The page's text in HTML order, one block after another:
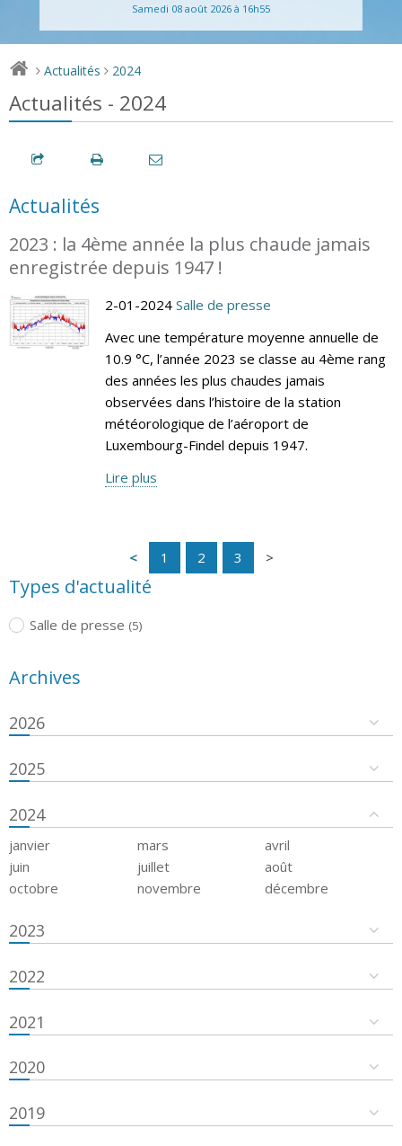
Samedi 08 août 2026 à 16h55
> Actualités > 2024
Actualités - 2024
Actualités
2023 : la 4ème année la plus chaude jamais
enregistrée depuis 1947 !
2-01-2024 Salle de presse
Avec une température moyenne annuelle de
10.9 °C, l’année 2023 se classe au 4ème rang
des années les plus chaudes jamais
observées dans l’histoire de la station
météorologique de l’aéroport de
Luxembourg-Findel depuis 1947.
Lire plus
1 2 3
Types d'actualité
Salle de presse (5)
Archives
2026
2025
2024
janvier mars
avril
juin
juillet
août
octobre
novembre décembre
2023
2022
2021
2020
2019